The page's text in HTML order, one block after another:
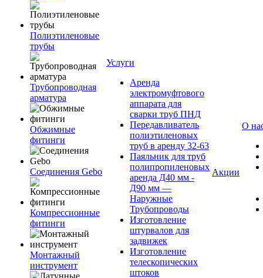
Полиэтиленовые
трубы
Трубопроводная
арматура
Обжимные
фитинги
Соединения Gebo
Компрессионные
фитинги
Монтажный
инструмент
Услуги
Аренда
электромуфтового
аппарата для
сварки труб ПНД
Передавливатель
полиэтиленовых
труб в аренду 32-63
Паяльник для труб
полипропиленовых
аренда Д40 мм -
Д90 мм —
Наружные
Трубопроводы
Изготовление
штурвалов для
задвижек
Изготовление
телескопических
штоков
Акции
О